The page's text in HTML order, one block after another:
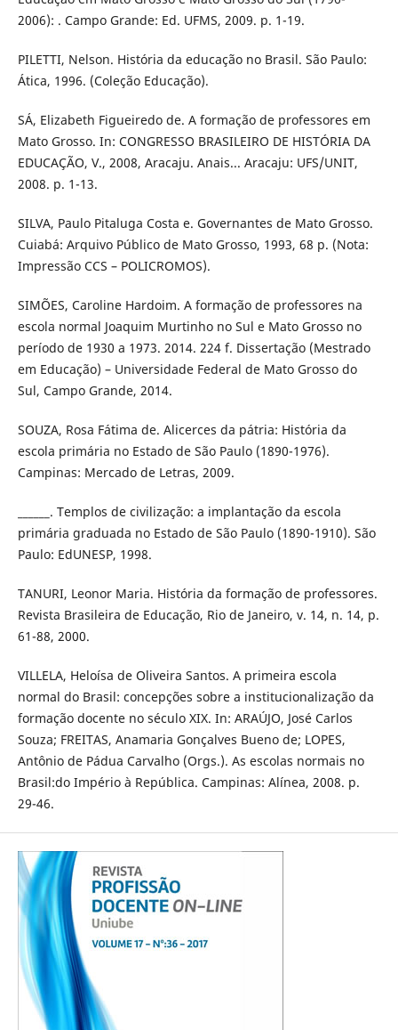
2006): . Campo Grande: Ed. UFMS, 2009. p. 1-19.
PILETTI, Nelson. História da educação no Brasil. São Paulo:
Ática, 1996. (Coleção Educação).
SÁ, Elizabeth Figueiredo de. A formação de professores em
Mato Grosso. In: CONGRESSO BRASILEIRO DE HISTÓRIA DA
EDUCAÇÃO, V., 2008, Aracaju. Anais... Aracaju: UFS/UNIT,
2008. p. 1-13.
SILVA, Paulo Pitaluga Costa e. Governantes de Mato Grosso.
Cuiabá: Arquivo Público de Mato Grosso, 1993, 68 p. (Nota:
Impressão CCS – POLICROMOS).
SIMÕES, Caroline Hardoim. A formação de professores na
escola normal Joaquim Murtinho no Sul e Mato Grosso no
período de 1930 a 1973. 2014. 224 f. Dissertação (Mestrado
em Educação) – Universidade Federal de Mato Grosso do
Sul, Campo Grande, 2014.
SOUZA, Rosa Fátima de. Alicerces da pátria: História da
escola primária no Estado de São Paulo (1890-1976).
Campinas: Mercado de Letras, 2009.
______. Templos de civilização: a implantação da escola
primária graduada no Estado de São Paulo (1890-1910). São
Paulo: EdUNESP, 1998.
TANURI, Leonor Maria. História da formação de professores.
Revista Brasileira de Educação, Rio de Janeiro, v. 14, n. 14, p.
61-88, 2000.
VILLELA, Heloísa de Oliveira Santos. A primeira escola
normal do Brasil: concepções sobre a institucionalização da
formação docente no século XIX. In: ARAÚJO, José Carlos
Souza; FREITAS, Anamaria Gonçalves Bueno de; LOPES,
Antônio de Pádua Carvalho (Orgs.). As escolas normais no
Brasil:do Império à República. Campinas: Alínea, 2008. p.
29-46.